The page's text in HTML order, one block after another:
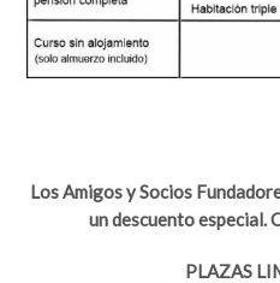
Los Amigos y Socios
un descuento especial.
PLAZAS